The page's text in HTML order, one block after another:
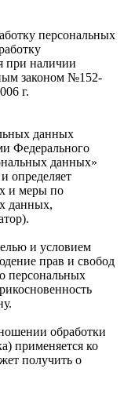
персональных
при наличии
законом №152-
г.
данных
Федерального
данных»
определяет
и меры по
данных,
и условием
прав и свобод
персональных
обработки
применяется ко
получить о